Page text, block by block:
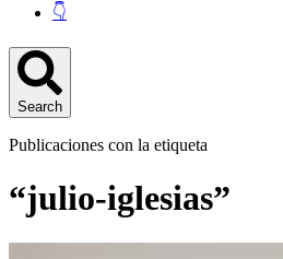
👇
Search
Publicaciones con la etiqueta
“julio-iglesias”